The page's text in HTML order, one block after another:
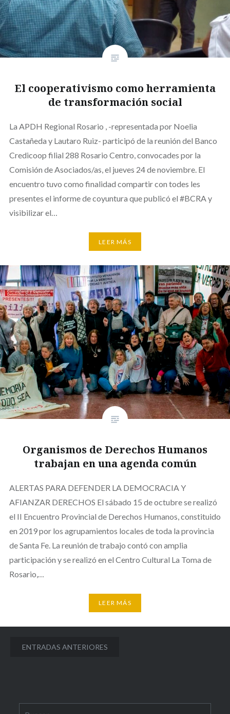
El cooperativismo como herramienta
de transformación social
La APDH Regional Rosario , -representada por Noelia
Castañeda y Lautaro Ruiz- participó de la reunión del Banco
Credicoop filial 288 Rosario Centro, convocades por la
Comisión de Asociados/as, el jueves 24 de noviembre. El
encuentro tuvo como finalidad compartir con todes les
presentes el informe de coyuntura que publicó el #BCRA y
visibilizar el…
LEER MÁS
Organismos de Derechos Humanos
trabajan en una agenda común
ALERTAS PARA DEFENDER LA DEMOCRACIA Y
AFIANZAR DERECHOS El sábado 15 de octubre se realizó
el II Encuentro Provincial de Derechos Humanos, constituido
en 2019 por los agrupamientos locales de toda la provincia
de Santa Fe. La reunión de trabajo contó con amplia
participación y se realizó en el Centro Cultural La Toma de
Rosario,…
LEER MÁS
Navegación
ENTRADAS ANTERIORES